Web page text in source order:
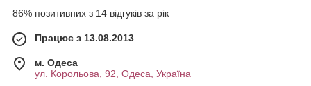
86% позитивних з 14 відгуків за рік
Працює з 13.08.2013
м. Одеса
ул. Корольова, 92, Одеса, Україна